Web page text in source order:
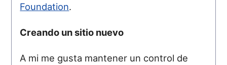
Foundation.
Creando un sitio nuevo
A mi me gusta mantener un control de